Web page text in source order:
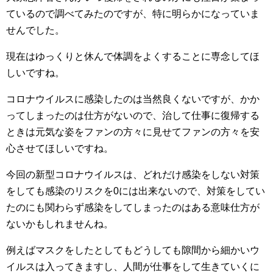
ているので調べてみたのですが、特に明らかになっていま
せんでした。
現在はゆっくりと休んで体調をよくすることに専念してほ
しいですね。
コロナウイルスに感染したのは当然良くないですが、かか
ってしまったのは仕方がないので、治して仕事に復帰する
ときは元気な姿をファンの方々に見せてファンの方々を安
心させてほしいですね。
今回の新型コロナウイルスは、どれだけ感染をしない対策
をしても感染のリスクを0には出来ないので、対策をしてい
たのにも関わらず感染をしてしまったのはある意味仕方が
ないかもしれませんね。
例えばマスクをしたとしてもどうしても隙間から細かいウ
イルスは入ってきますし、人間が仕事をして生きていくに